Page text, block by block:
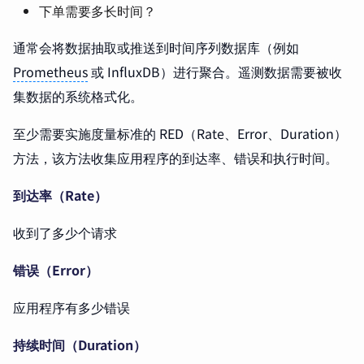
下单需要多长时间？
通常会将数据抽取或推送到时间序列数据库（例如
Prometheus或 InfluxDB）进行聚合。遥测数据需要被收
集数据的系统格式化。
至少需要实施度量标准的 RED（Rate、Error、Duration）
方法，该方法收集应用程序的到达率、错误和执行时间。
到达率（Rate）
收到了多少个请求
错误（Error）
应用程序有多少错误
持续时间（Duration）